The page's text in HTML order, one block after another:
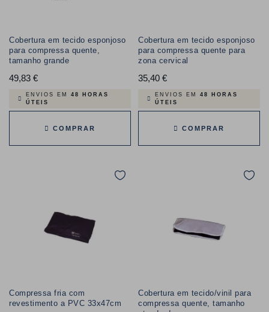
Cobertura em tecido esponjoso
para compressa quente,
tamanho grande
49,83 €Preço
ENVIOS EM 48 HORAS
ÚTEIS
COMPRAR
Cobertura em tecido esponjoso
para compressa quente para
zona cervical
35,40 €Preço
ENVIOS EM 48 HORAS
ÚTEIS
COMPRAR
Compressa fria com
revestimento a PVC 33x47cm
Cobertura em tecido/vinil para
compressa quente, tamanho